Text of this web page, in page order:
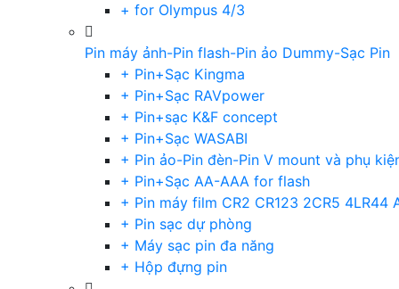
+ for Olympus 4/3
Pin máy ảnh-Pin flash-Pin ảo Dummy-Sạc Pin
+ Pin+Sạc Kingma
+ Pin+Sạc RAVpower
+ Pin+sạc K&F concept
+ Pin+Sạc WASABI
+ Pin ảo-Pin đèn-Pin V mount và phụ
+ Pin+Sạc AA-AAA for flash
+ Pin máy film CR2 CR123 2CR5 4LR44
+ Pin sạc dự phòng
+ Máy sạc pin đa năng
+ Hộp đựng pin